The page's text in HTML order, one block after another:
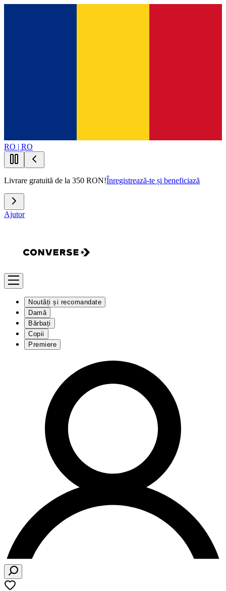
RO | RO
Livrare gratuită de la 350 RON!Înregistrează-te și beneficiază
Ajutor
Noutăți și recomandate
Damă
Bărbați
Copii
Premiere